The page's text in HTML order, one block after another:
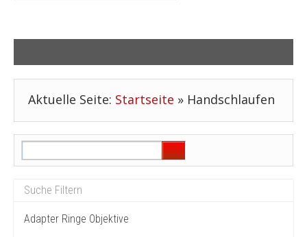
Aktuelle Seite: Startseite » Handschlaufen
Adapter Ringe Objektive